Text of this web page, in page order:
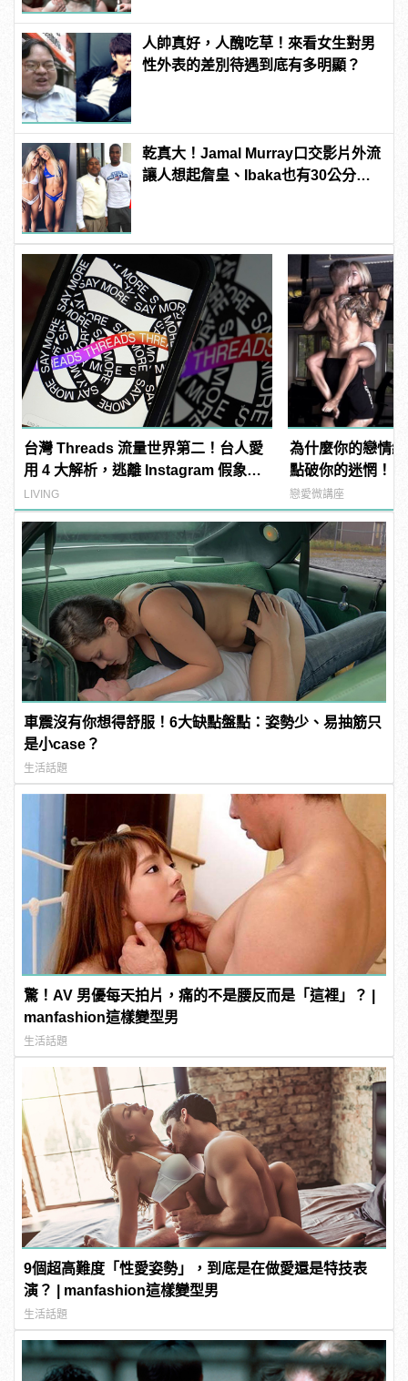
人帥真好，人醜吃草！來看女生對男
性外表的差別待遇到底有多明顯？
乾真大！Jamal Murray口交影片外流
讓人想起詹皇、Ibaka也有30公分驚
台灣 Threads 流量世界第二！台人愛
用 4 大解析，逃離 Instagram 假象的
新天地？
LIVING
為什麼你的戀情
點破你的迷惘！
戀愛微講座
車震沒有你想得舒服！6大缺點盤點：姿勢少、易抽筋只
是小case？
生活話題
驚！AV 男優每天拍片，痛的不是腰反而是「這裡」？ |
manfashion這樣變型男
生活話題
9個超高難度「性愛姿勢」，到底是在做愛還是特技表
演？ | manfashion這樣變型男
生活話題